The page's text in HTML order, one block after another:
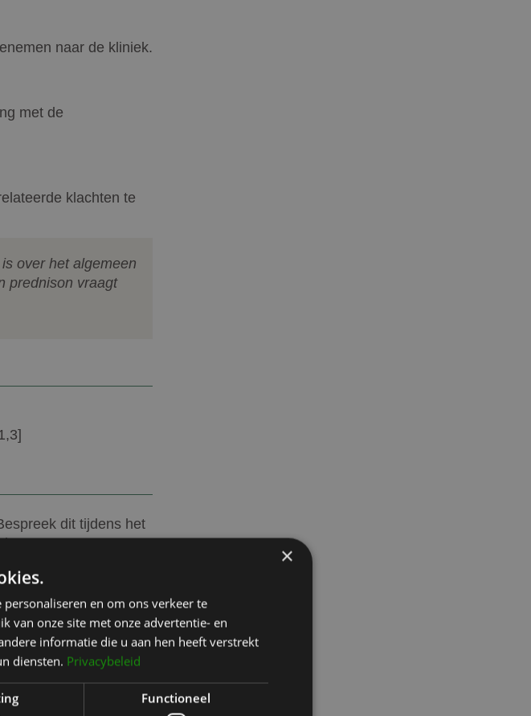
naar de kliniek.
met de
klachten te
over het algemeen
prednison vraagt
dit tijdens het
ingreep.
van dit artikel:
Wound_dehiscence
overview).
×
en om ons verkeer te
van onze site met onze advertentie- en
informatie die u aan hen heeft verstrekt
diensten. Privacybeleid
Functioneel